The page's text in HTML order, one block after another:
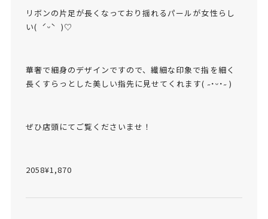
リボンの片足が長くなっており揺れるパールが女性らし
い( ˊᵕˋ )♡
華奢で細身のデザインですので、繊細な印象で指を細く
長くすらっとした美しい指先に見せてくれます( ˶˙ᵕ˙˶ )︎︎
ぜひ店頭にてご覧くださいませ！
2058¥1,870